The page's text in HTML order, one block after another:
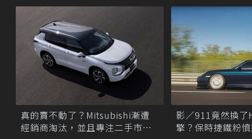
真的賣不動了？Mitsubishi漸遭
經銷商淘汰，並且專注二手市場
影／911竟然換了
擎？保時捷鐵粉憤